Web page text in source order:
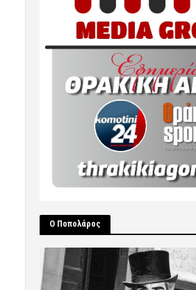
Ο Ποπολάρος